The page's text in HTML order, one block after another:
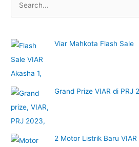
r
c
h
f
o
r
Viar Mahkota Flash Sale
Grand Prize VIAR di PRJ
2 Motor Listrik Baru